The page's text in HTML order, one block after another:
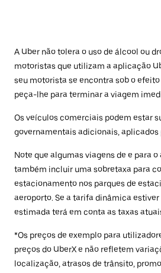
A Uber não tolera o uso de álcool ou
motoristas que utilizam a aplicação
seu motorista se encontra sob o
peça-lhe para terminar a viagem
Os veículos comerciais podem estar
governamentais adicionais, aplicados
Note que algumas viagens de e para
também incluir uma sobretaxa para
estacionamento nos parques de
aeroporto. Se a tarifa dinâmica
estimada terá em conta as taxas
*Os preços de exemplo para
preços do UberX e não refletem
localização, atrasos de trânsito,